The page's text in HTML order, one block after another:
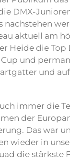
DMX-
aktuell am
Heide die Top
und
und
immer die
der
Das war
wieder in
die stärkste